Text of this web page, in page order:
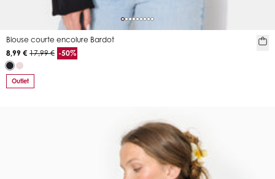
Blouse courte encolure Bardot
8,99 € 17,99 € -50%
Outlet